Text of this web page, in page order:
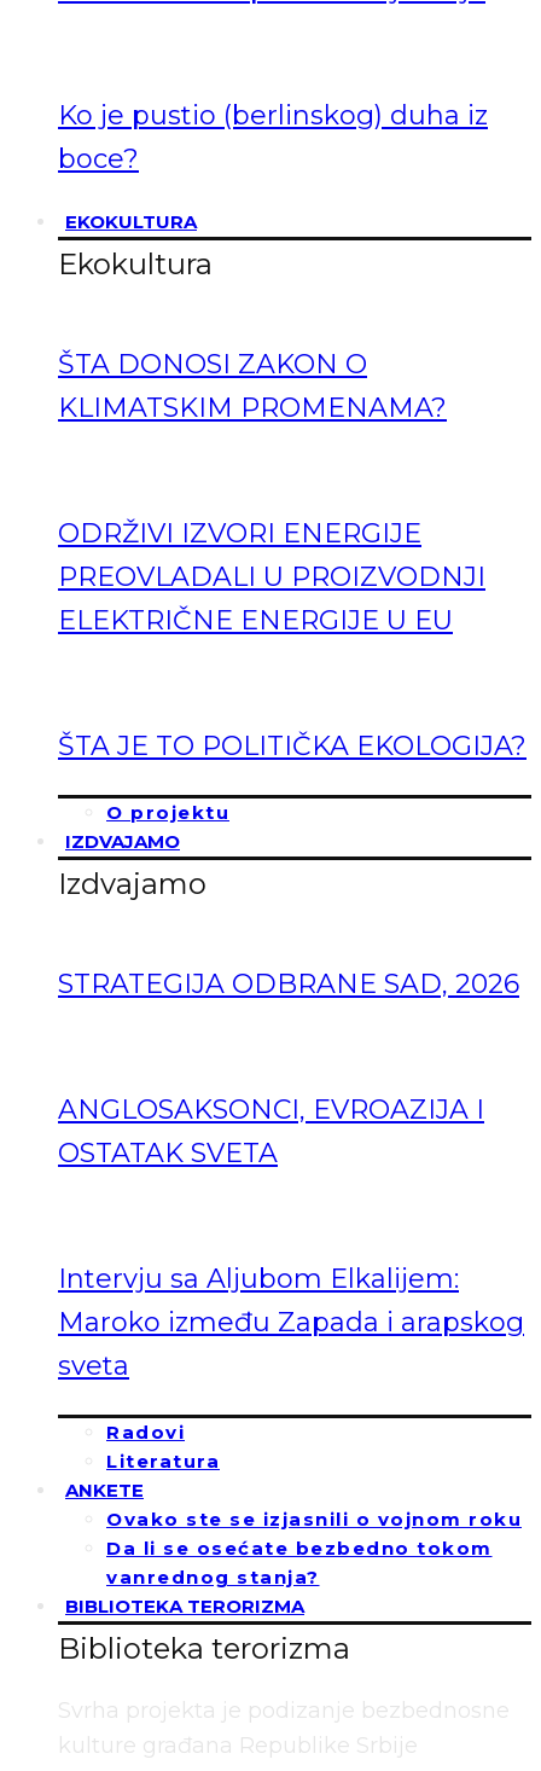
Ko je pustio (berlinskog) duha iz
boce?
EKOKULTURA
Ekokultura
ŠTA DONOSI ZAKON O
KLIMATSKIM PROMENAMA?
ODRŽIVI IZVORI ENERGIJE
PREOVLADALI U PROIZVODNJI
ELEKTRIČNE ENERGIJE U EU
ŠTA JE TO POLITIČKA EKOLOGIJA?
O projektu
IZDVAJAMO
Izdvajamo
STRATEGIJA ODBRANE SAD, 2026
ANGLOSAKSONCI, EVROAZIJA I
OSTATAK SVETA
Intervju sa Aljubom Elkalijem:
Maroko između Zapada i arapskog
sveta
Radovi
Literatura
ANKETE
Ovako ste se izjasnili o vojnom roku
Da li se osećate bezbedno tokom
vanrednog stanja?
BIBLIOTEKA TERORIZMA
Biblioteka terorizma
Svrha projekta je podizanje bezbednosne
kulture građana Republike Srbije